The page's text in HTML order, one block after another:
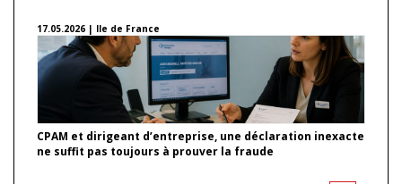
17.05.2026 | Ile de France
CPAM et dirigeant d’entreprise, une déclaration inexacte
ne suffit pas toujours à prouver la fraude